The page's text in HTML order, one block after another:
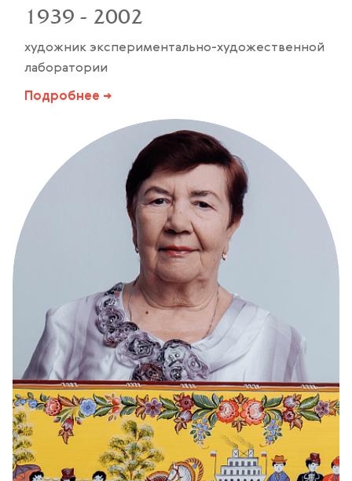
1939 - 2002
художник экспериментально-художественной
лаборатории
Подробнее →